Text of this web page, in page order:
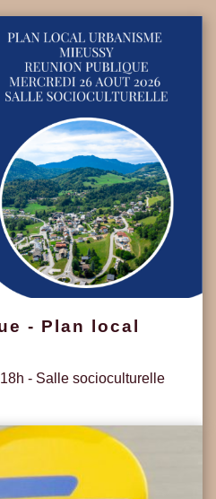
- Plan local
- Salle socioculturelle